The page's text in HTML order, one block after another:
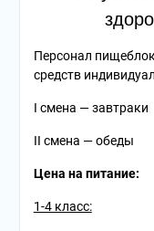
Персонал
средств
I смена — завтраки
II смена — обеды
Цена на питание:
1-4 класс: